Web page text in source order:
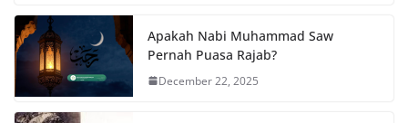
Apakah Nabi Muhammad Saw
Pernah Puasa Rajab?
December 22, 2025